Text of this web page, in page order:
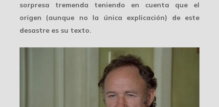
sorpresa tremenda teniendo en cuenta que el
origen (aunque no la única explicación) de este
desastre es su texto.